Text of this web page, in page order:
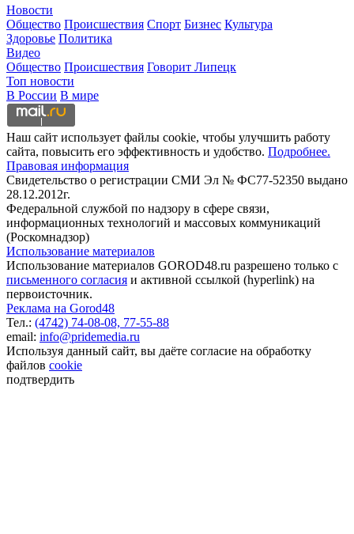
Новости
Общество Происшествия Спорт Бизнес Культура
Здоровье Политика
Видео
Общество Происшествия Говорит Липецк
Топ новости
В России В мире
Наш сайт использует файлы cookie, чтобы улучшить работу
сайта, повысить его эффективность и удобство. Подробнее.
Правовая информация
Свидетельство о регистрации СМИ Эл № ФС77-52350 выдано
28.12.2012г.
Федеральной службой по надзору в сфере связи,
информационных технологий и массовых коммуникаций
(Роскомнадзор)
Использование материалов
Использование материалов GOROD48.ru разрешено только с
письменного согласия и активной ссылкой (hyperlink) на
первоисточник.
Реклама на Gorod48
Тел.: (4742) 74-08-08, 77-55-88
email: info@pridemedia.ru
Используя данный сайт, вы даёте согласие на обработку
файлов cookie
подтвердить